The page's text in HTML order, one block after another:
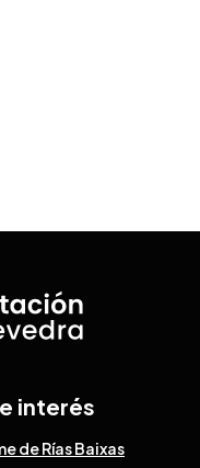
interés
de Rías Baixas